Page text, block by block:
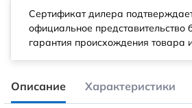
Сертификат дилера
официальное представительство
гарантия происхождения товара
Описание Характеристики